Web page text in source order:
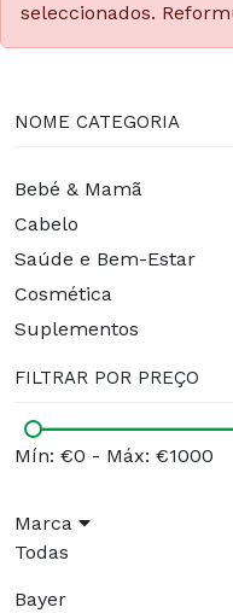
seleccionados.
NOME CATEGORIA
Bebé & Mamã
Cabelo
Saúde e Bem-Estar
Cosmética
Suplementos
FILTRAR POR PREÇO
Mín: €0 - Máx: €1000
Marca
Todas
Bayer